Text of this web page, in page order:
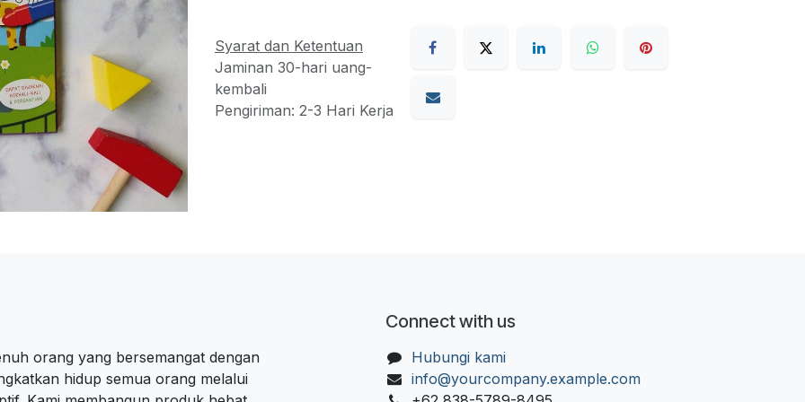
Syarat dan Ketentuan
Jaminan 30-hari uang-
kembali
Pengiriman: 2-3 Hari Kerja
orang yang bersemangat dengan
hidup semua orang melalui
Connect with us
Hubungi kami
info@yourcompany.example.com